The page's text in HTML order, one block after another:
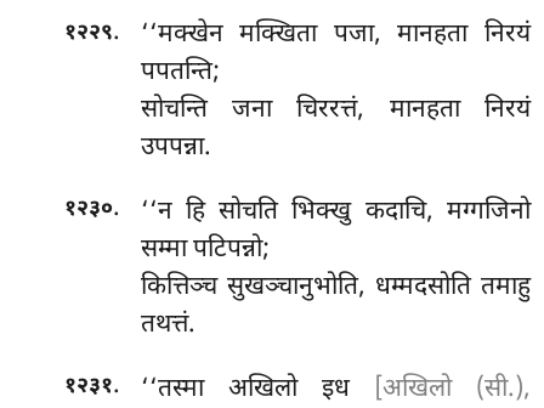
१२२९.
‘‘मक्खेन मक्खिता पजा, मानहता निरयं
पपतन्ति;
सोचन्ति जना चिररत्तं, मानहता निरयं
उपपन्ना.
१२३०. ‘‘न हि सोचति भिक्खु कदाचि, मग्गजिनो
सम्मा पटिपन्नो;
कित्तिञ्च सुखञ्चानुभोति, धम्मदसोति तमाहु
तथत्तं.
१२३१. ‘‘तस्मा अखिलो इध
[अखिलो (सी.),